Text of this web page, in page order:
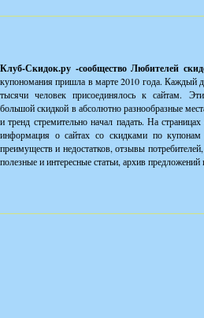
Клуб-Скидок.ру -сообщество Любителей
купономания пришла в марте 2010 года. Каждый
тысячи человек присоединялось к сайтам.
большой скидкой в абсолютно разнообразные
и тренд стремительно начал падать. На
информация о сайтах со скидками по
преимуществ и недостатков, отзывы
полезные и интересные статьи, архив